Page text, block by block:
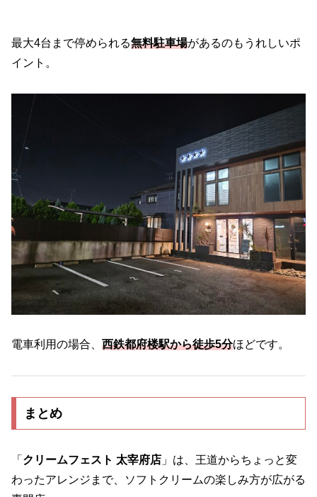
最大4台まで停められる無料駐車場があるのもうれしいポ
イント。
電車利用の場合、 西鉄都府楼駅から徒歩5分ほどです。
まとめ
「 クリームフェスト 太宰府店 」は、王道からちょっと変
わったアレンジまで、ソフトクリームの楽しみ方が広がる